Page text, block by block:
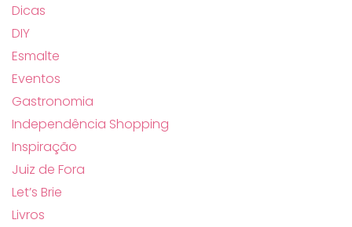
Dicas
DIY
Esmalte
Eventos
Gastronomia
Independência Shopping
Inspiração
Juiz de Fora
Let’s Brie
Livros